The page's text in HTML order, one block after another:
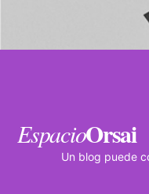
EspacioOrsai
Un blog puede